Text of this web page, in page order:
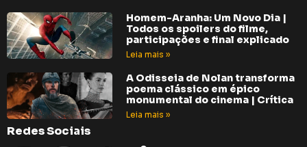
Homem-Aranha: Um Novo Dia |
Todos os spoilers do filme,
participações e final explicado
Leia mais »
A Odisseia de Nolan transforma
poema clássico em épico
monumental do cinema | Crítica
Leia mais »
Redes Sociais